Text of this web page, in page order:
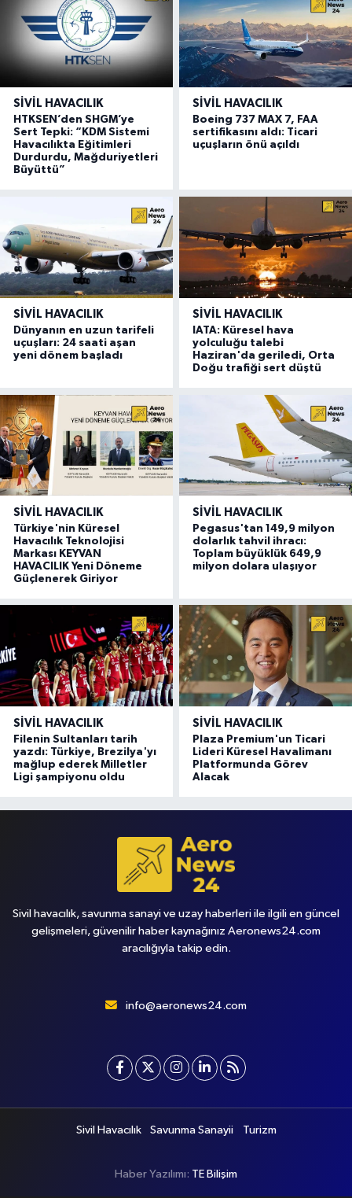
SIVIL HAVACILIK
HTKSEN’den SHGM’ye
Sert Tepki: “KDM Sistemi
Havacılıkta Eğitimleri
Durdurdu, Mağduriyetleri
Büyüttü”
SIVIL HAVACILIK
Boeing 737 MAX 7, FAA
sertifikasını aldı: Ticari
uçuşların önü açıldı
SIVIL HAVACILIK
Dünyanın en uzun tarifeli
uçuşları: 24 saati aşan
yeni dönem başladı
SIVIL HAVACILIK
IATA: Küresel hava
yolculuğu talebi
Haziran'da geriledi, Orta
Doğu trafiği sert düştü
SIVIL HAVACILIK
Türkiye'nin Küresel
Havacılık Teknolojisi
Markası KEYVAN
HAVACILIK Yeni Döneme
Güçlenerek Giriyor
SIVIL HAVACILIK
Pegasus'tan 149,9 milyon
dolarlık tahvil ihracı:
Toplam büyüklük 649,9
milyon dolara ulaşıyor
SIVIL HAVACILIK
Filenin Sultanları tarih
yazdı: Türkiye, Brezilya'yı
mağlup ederek Milletler
Ligi şampiyonu oldu
SIVIL HAVACILIK
Plaza Premium'un Ticari
Lideri Küresel Havalimanı
Platformunda Görev
Alacak
Sivil havacılık, savunma sanayi ve uzay haberleri ile ilgili en güncel
gelişmeleri, güvenilir haber kaynağınız Aeronews24.com
aracılığıyla takip edin.
info@aeronews24.com
Sivil Havacılık Savunma Sanayii Turizm
Haber Yazılımı: TE Bilişim